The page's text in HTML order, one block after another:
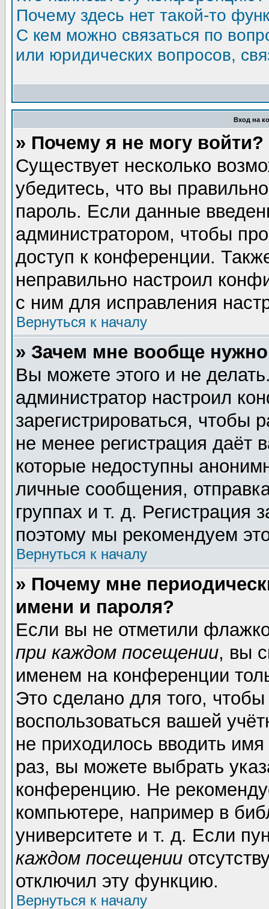
Почему здесь нет такой-то
С кем можно связаться по
или юридических вопросов,
Вход на
» Почему я не могу войти?
Существует несколько
убедитесь, что вы
пароль. Если данные
администратором, чтобы
доступ к конференции.
неправильно настроил
с ним для исправления
Вернуться к началу
» Зачем мне вообще нужно
Вы можете этого и не
администратор настроил
зарегистрироваться,
не менее регистрация даёт
которые недоступны
личные сообщения,
группах и т. д. Регистрация
поэтому мы рекомендуем
Вернуться к началу
» Почему мне
имени и пароля?
Если вы не отметили
при каждом посещении, вы
именем на конференции
Это сделано для того, чтобы
воспользоваться вашей
не приходилось вводить
раз, вы можете выбрать
конференцию. Не
компьютере, например в
университете и т. д. Если
каждом посещении
отключил эту функцию.
Вернуться к началу